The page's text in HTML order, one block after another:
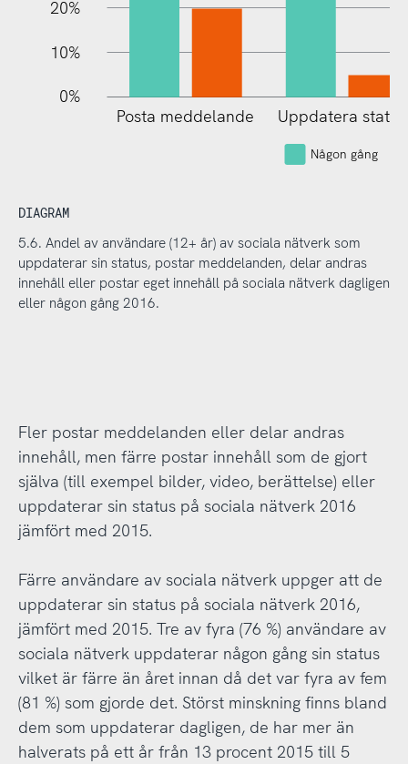
20%
10%
0%
Posta meddelande
Uppdatera status
Någon gång
DIAGRAM
5.6. Andel av användare (12+ år) av sociala nätverk som
uppdaterar sin status, postar meddelanden, delar andras
innehåll eller postar eget innehåll på sociala nätverk dagligen
eller någon gång 2016.
Fler postar meddelanden eller delar andras
innehåll, men färre postar innehåll som de gjort
själva (till exempel bilder, video, berättelse) eller
uppdaterar sin status på sociala nätverk 2016
jämfört med 2015.
Färre användare av sociala nätverk uppger att de
uppdaterar sin status på sociala nätverk 2016,
jämfört med 2015. Tre av fyra (76 %) användare av
sociala nätverk uppdaterar någon gång sin status
vilket är färre än året innan då det var fyra av fem
(81 %) som gjorde det. Störst minskning finns bland
dem som uppdaterar dagligen, de har mer än
halverats på ett år från 13 procent 2015 till 5